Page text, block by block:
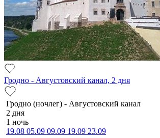
Гродно - Августовский канал, 2 дня
Гродно (ночлег) - Августовский канал
2 дня
1 ночь
19.08 05.09 09.09 19.09 23.09